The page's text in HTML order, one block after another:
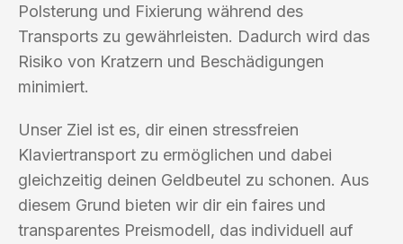
Polsterung und Fixierung während des
Transports zu gewährleisten. Dadurch wird das
Risiko von Kratzern und Beschädigungen
minimiert.
Unser Ziel ist es, dir einen stressfreien
Klaviertransport zu ermöglichen und dabei
gleichzeitig deinen Geldbeutel zu schonen. Aus
diesem Grund bieten wir dir ein faires und
transparentes Preismodell, das individuell auf